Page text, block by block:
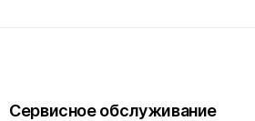
Сервисное обслуживание